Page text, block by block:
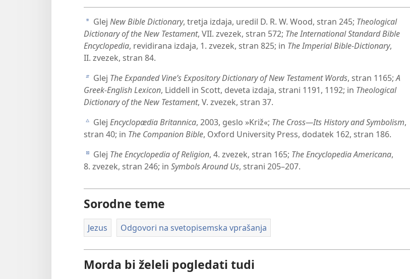
a Glej New Bible Dictionary, tretja izdaja, uredil D. R. W. Wood, stran 245; Theological
Dictionary of the New Testament, VII. zvezek, stran 572; The International Standard Bible
Encyclopedia, revidirana izdaja, 1. zvezek, stran 825; in The Imperial Bible-Dictionary,
II. zvezek, stran 84.
b Glej The Expanded Vine’s Expository Dictionary of New Testament Words, stran 1165;A
Greek-English Lexicon, Liddell in Scott, deveta izdaja, strani 1191, 1192; in Theological
Dictionary of the New Testament, V. zvezek, stran 37.
c Glej Encyclopædia Britannica, 2003, geslo »Križ«; The Cross​—Its History and Symbolism,
stran 40; in The Companion Bible, Oxford University Press, dodatek 162, stran 186.
d Glej The Encyclopedia of Religion, 4. zvezek, stran 165; The Encyclopedia Americana,
8. zvezek, stran 246; in Symbols Around Us, strani 205–207.
Sorodne teme
Jezus Odgovori na svetopisemska vprašanja
Morda bi želeli pogledati tudi